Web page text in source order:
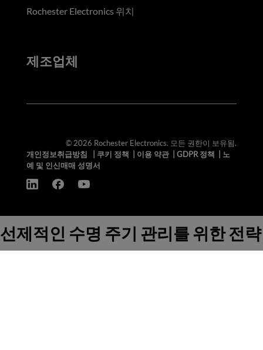
Rochester Electronics 위치
제조업체
© 2026 Rochester Electronics. 모든 권한이 보유됨.
개인정보취급방침
쿠키 정책 이용 약관| GDPR 정책
노
예 및 인신매매 성명서
선제적인 수명 주기 관리를 위한 전략